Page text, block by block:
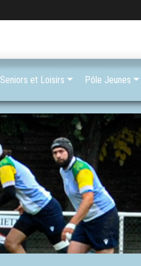
Seniors et Loisirs Pôle Jeunes